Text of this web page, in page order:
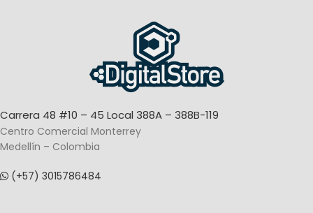
Carrera 48 #10 – 45 Local 388A – 388B-119
Centro Comercial Monterrey
Medellín – Colombia
(+57) 3015786484